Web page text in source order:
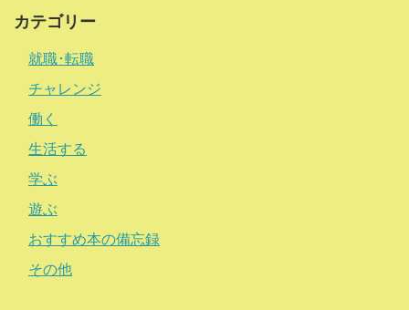
カテゴリー
就職･転職
チャレンジ
働く
生活する
学ぶ
遊ぶ
おすすめ本の備忘録
その他